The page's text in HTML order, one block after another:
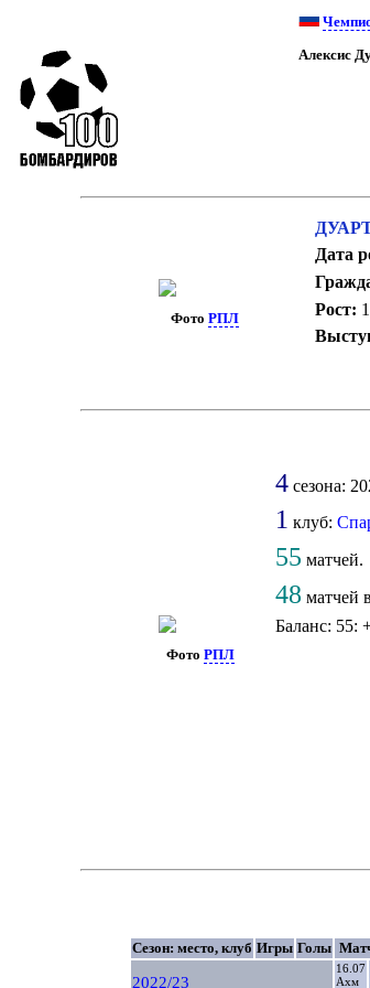
Алексис
Фото РПЛ
Дата
Рост:
ФотоРПЛ
4 сезона:
1 клуб:
55 матчей.
48 матчей
Баланс: 55:
Сезон: место, клуб Игры Голы
2022/23
16.07
Ахм